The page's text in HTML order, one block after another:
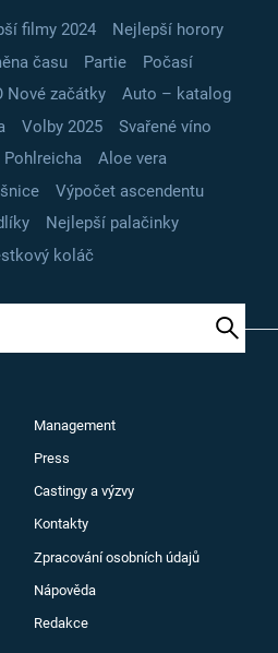
filmy 2024
Nejlepší horory
času Partie
Počasí
Nové začátky
Auto – katalog
Volby 2025
Svařené víno
Pohlreicha
Aloe vera
Výpočet ascendentu
Nejlepší palačinky
koláč
Management
Press
Castingy a výzvy
Kontakty
Zpracování osobních údajů
Nápověda
Redakce